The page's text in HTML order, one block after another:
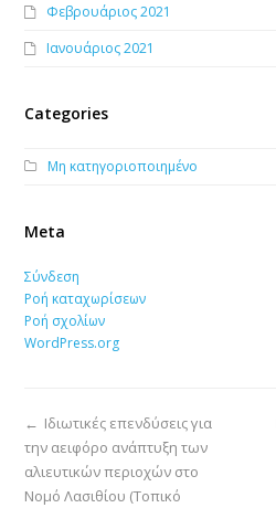
Φεβρουάριος 2021
Ιανουάριος 2021
Categories
Μη κατηγοριοποιημένο
Meta
Σύνδεση
Ροή καταχωρίσεων
Ροή σχολίων
WordPress.org
← Ιδιωτικές επενδύσεις για
την αειφόρο ανάπτυξη των
αλιευτικών περιοχών στο
Νομό Λασιθίου (Τοπικό